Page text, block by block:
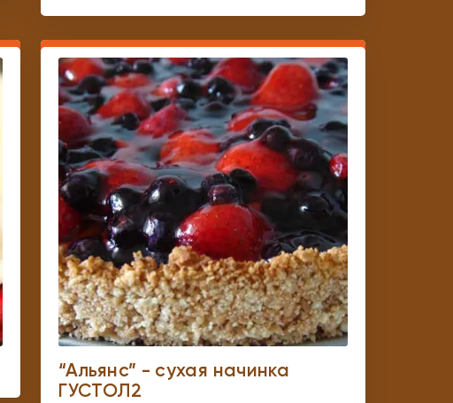
“Альянс” - сухая начинка
ГУСТОЛ2